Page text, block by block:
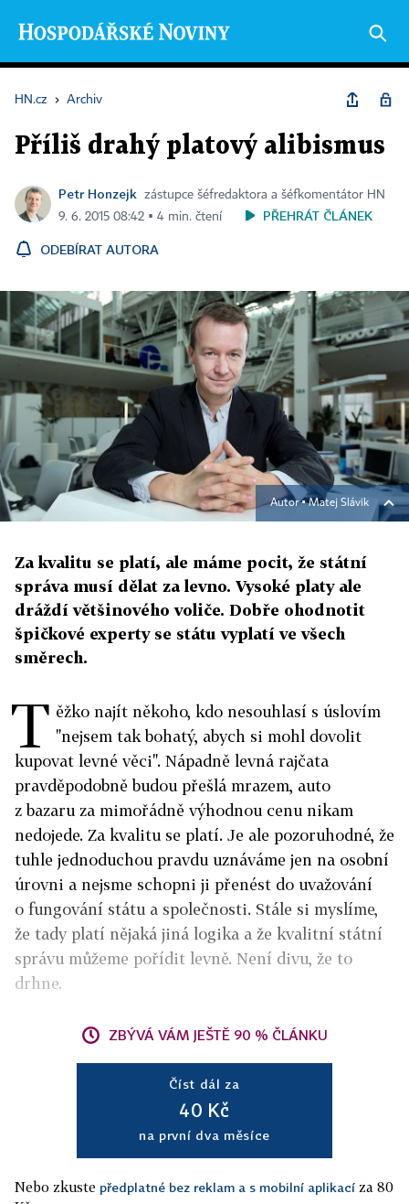
HN.cz › Archiv
Příliš drahý platový alibismus
Petr Honzejk
zástupce šéfredaktora a šéfkomentátor HN
9. 6. 2015 08:42 ▪ 4 min. čtení
PŘEHRÁT ČLÁNEK
ODEBÍRAT AUTORA
Autor ▪Matej Slávik
Za kvalitu se platí, ale máme pocit, že státní
správa musí dělat za levno. Vysoké platy ale
dráždí většinového voliče. Dobře ohodnotit
špičkové experty se státu vyplatí ve všech
směrech.
T ěžko najít někoho, kdo nesouhlasí s úslovím
"nejsem tak bohatý, abych si mohl dovolit
kupovat levné věci". Nápadně levná rajčata
pravděpodobně budou přešlá mrazem, auto
z bazaru za mimořádně výhodnou cenu nikam
nedojede. Za kvalitu se platí. Je ale pozoruhodné, že
tuhle jednoduchou pravdu uznáváme jen na osobní
úrovni a nejsme schopni ji přenést do uvažování
o fungování státu a společnosti. Stále si mys­líme,
že tady platí nějaká jiná logika a že kvalitní státní
správu můžeme pořídit levně. Není divu, že to
drhne.
ZBÝVÁ VÁM JEŠTĚ 90 % ČLÁNKU
Číst dál za
40 Kč
na první dva měsíce
Nebo zkuste předplatné bez reklam a s mobilní aplikací za 80